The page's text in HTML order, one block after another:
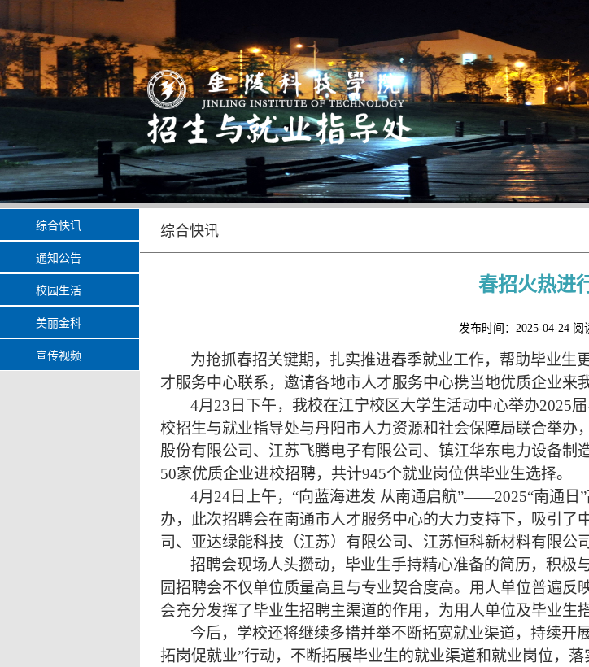
综合快讯
春招火热进
发布时间：2025-04-24 阅
为抢抓春招关键期，扎实推进春季就业工作，帮助毕业生
才服务中心联系，邀请各地市人才服务中心携当地优质企业来
4月 23 日下午，我校在江宁校区大学生活动中心举办2025
校招生与就业指导处与丹阳市人力资源和社会保障局联合举办
股份有限公司、江苏飞腾电子有限公司、镇江华东电力设备制
50家优质企业进校招聘，共计945个就业岗位供毕业生选择。
4月 24日上午，“向蓝海进发 从南通启航”——2025“南通日
办，此次招聘会在南通市人才服务中心的大力支持下，吸引了
司、亚达绿能科技（江苏）有限公司、江苏恒科新材料有限公
招聘会现场人头攒动，毕业生手持精心准备的简历，积极
园招聘会不仅单位质量高且与专业契合度高。用人单位普遍
会充分发挥了毕业生招聘主渠道的作用，为用人单位及毕业生
今后，学校还将继续多措并举不断拓宽就业渠道，持续开
拓岗促就业”行动，不断拓展毕业生的就业渠道和就业岗位，
综合快讯
通知公告
校园生活
美丽金科
宣传视频